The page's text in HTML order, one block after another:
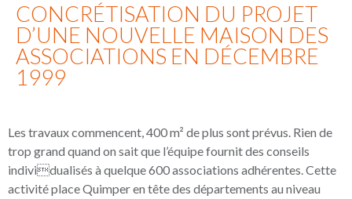
CONCRÉTISATION DU PROJET
D’UNE NOUVELLE MAISON DES
ASSOCIATIONS EN DÉCEMBRE
1999
Les travaux commencent, 400 m² de plus sont prévus. Rien de
trop grand quand on sait que l’équipe fournit des conseils
individualisés à quelque 600 associations adhérentes. Cette
activité place Quimper en tête des départements au niveau